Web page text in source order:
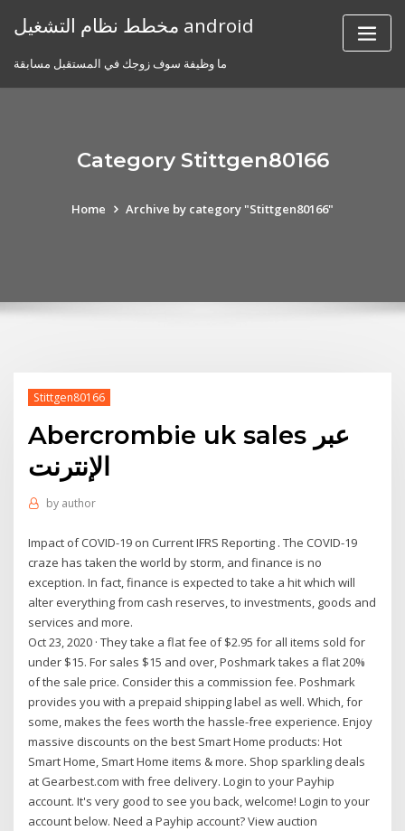
مخطط نظام التشغيل android
ما وظيفة سوف زوجك في المستقبل مسابقة
Category Stittgen80166
Home Archive by category "Stittgen80166"
Stittgen80166
Abercrombie uk sales عبر
الإنترنت
by author
Impact of COVID-19 on Current IFRS Reporting . The COVID-19
craze has taken the world by storm, and finance is no
exception. In fact, finance is expected to take a hit which will
alter everything from cash reserves, to investments, goods and
services and more.
Oct 23, 2020 · They take a flat fee of $2.95 for all items sold for
under $15. For sales $15 and over, Poshmark takes a flat 20%
of the sale price. Consider this a commission fee. Poshmark
provides you with a prepaid shipping label as well. Which, for
some, makes the fees worth the hassle-free experience. Enjoy
massive discounts on the best Smart Home products: Hot
Smart Home, Smart Home items & more. Shop sparkling deals
at Gearbest.com with free delivery. Login to your Payhip
account. It's very good to see you back, welcome! Login to your
account below. Need a Payhip account? View auction